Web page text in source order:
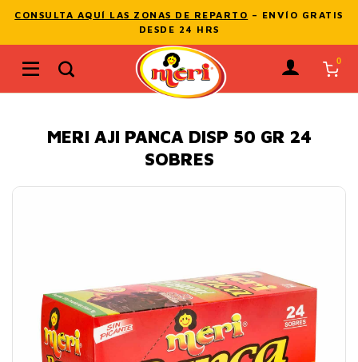
CONSULTA AQUÍ LAS ZONAS DE REPARTO – ENVÍO GRATIS
DESDE 24 HRS
MERI AJI PANCA DISP 50 GR 24
SOBRES